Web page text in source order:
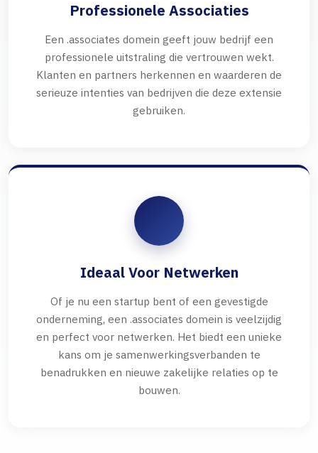
Professionele Associaties
Een .associates domein geeft jouw bedrijf een
professionele uitstraling die vertrouwen wekt.
Klanten en partners herkennen en waarderen de
serieuze intenties van bedrijven die deze extensie
gebruiken.
Ideaal Voor Netwerken
Of je nu een startup bent of een gevestigde
onderneming, een .associates domein is veelzijdig
en perfect voor netwerken. Het biedt een unieke
kans om je samenwerkingsverbanden te
benadrukken en nieuwe zakelijke relaties op te
bouwen.